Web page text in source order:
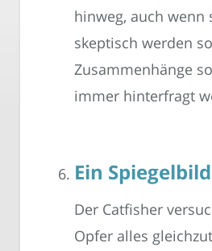
hinweg, auch wenn
skeptisch werden
Zusammenhänge
immer hinterfragt
Ein
Der Catfisher
Opfer alles